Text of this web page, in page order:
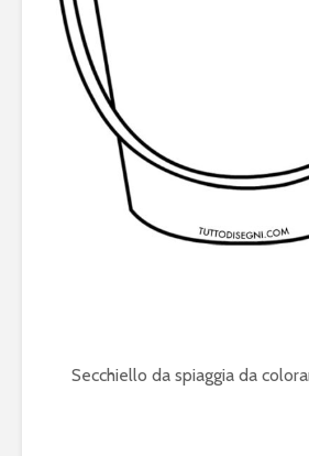
Secchiello da spiaggia da